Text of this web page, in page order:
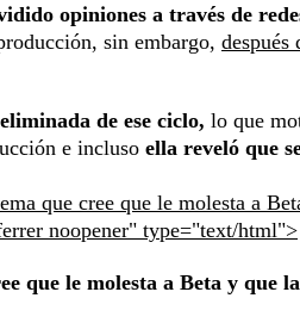
opiniones a través de
sin embargo, después
de ese ciclo, lo que
e incluso ella reveló que
que cree que le molesta a
noopener" type="text/html">
que le molesta a Beta y que